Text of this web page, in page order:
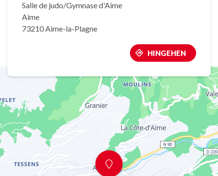
Salle de judo/Gymnase d'Aime
Aime
73210 Aime-la-Plagne
HINGEHEN